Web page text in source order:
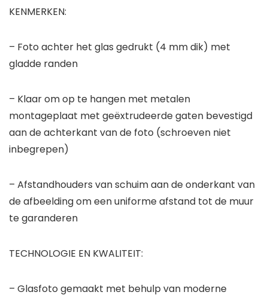
KENMERKEN:
– Foto achter het glas gedrukt (4 mm dik) met
gladde randen
– Klaar om op te hangen met metalen
montageplaat met geëxtrudeerde gaten bevestigd
aan de achterkant van de foto (schroeven niet
inbegrepen)
– Afstandhouders van schuim aan de onderkant van
de afbeelding om een uniforme afstand tot de muur
te garanderen
TECHNOLOGIE EN KWALITEIT:
– Glasfoto gemaakt met behulp van moderne